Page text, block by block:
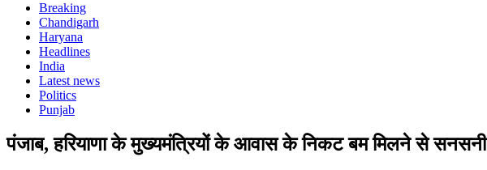
Breaking
Chandigarh
Haryana
Headlines
India
Latest news
Politics
Punjab
पंजाब, हरियाणा के मुख्यमंत्रियों के आवास के निकट बम मिलने से सनसनी